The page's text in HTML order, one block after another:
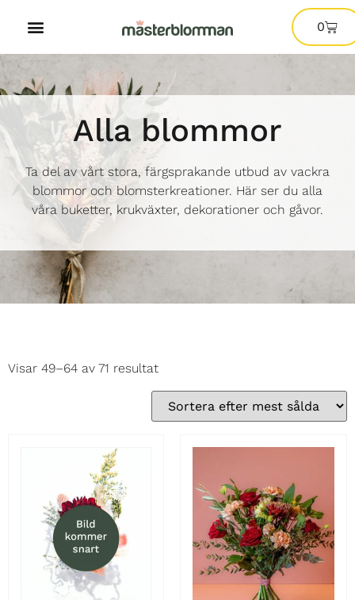
0
Alla blommor
Ta del av vårt stora, färgsprakande utbud av vackra
blommor och blomsterkreationer. Här ser du alla
våra buketter, krukväxter, dekorationer och gåvor.
Visar 49–64 av 71 resultat